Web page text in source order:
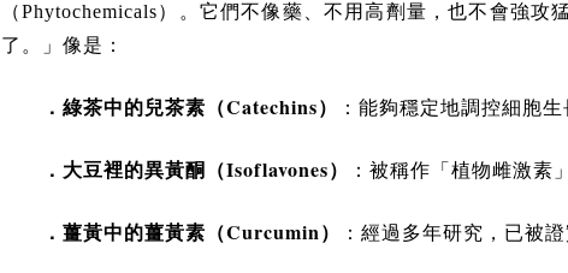
（Phytochemicals）。它們不像藥、不用高劑量，也不會強
了。」像是：
．綠茶中的兒茶素（Catechins） ：能夠穩定地調控細胞生
．大豆裡的異黃酮（Isoflavones） ：被稱作「植物雌激素
．薑黃中的薑黃素（Curcumin） ：經過多年研究，已被